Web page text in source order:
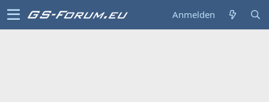
Anmelden